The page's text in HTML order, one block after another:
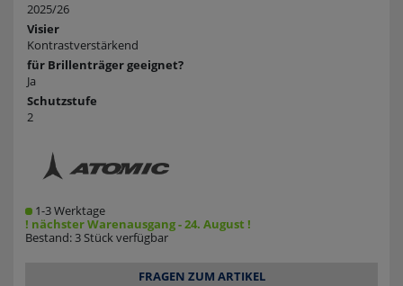
2025/26
Visier
Kontrastverstärkend
für Brillenträger geeignet?
Ja
Schutzstufe
2
1-3 Werktage
! nächster Warenausgang - 24. August !
Bestand: 3 Stück verfügbar
FRAGEN ZUM ARTIKEL